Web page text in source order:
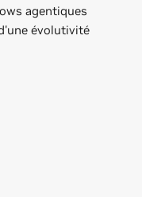
agentiques
évolutivité